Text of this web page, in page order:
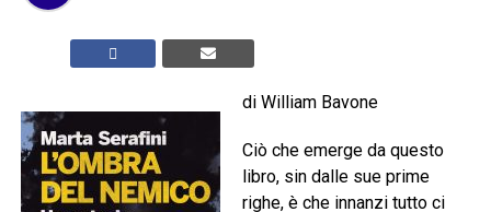
di William Bavone
Ciò che emerge da questo
libro, sin dalle sue prime
righe, è che innanzi tutto ci